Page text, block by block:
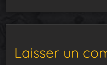
Laisser un